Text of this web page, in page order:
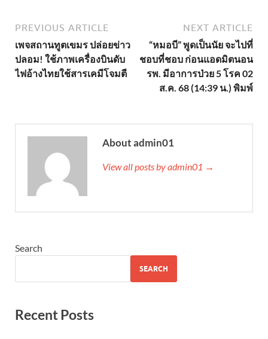
PREVIOUS ARTICLE
เพจสถานทูตเขมร ปล่อยข่าว
ปลอม! ใช้ภาพเครื่องบินดับ
ไฟอ้างไทยใช้สารเคมีโจมตี
NEXT ARTICLE
“หมอบี” พูดเป็นนัย จะไปที่
ชอบที่ชอบ ก่อนแอดมิตนอน
รพ. มีอาการป่วย 5 โรค 02
ส.ค. 68 (14:39 น.) พิมพ์
About admin01
View all posts by admin01 →
Search
SEARCH
Recent Posts